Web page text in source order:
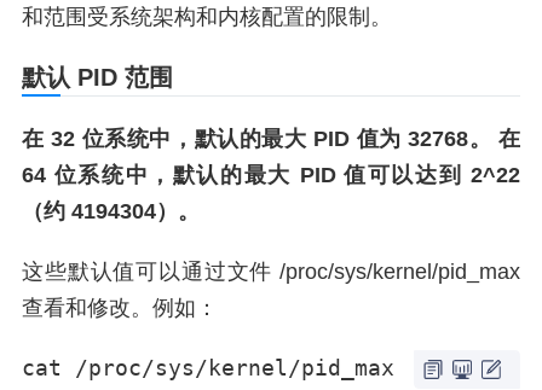
和范围受系统架构和内核配置的限制。
默认 PID 范围
在 32 位系统中，默认的最大 PID 值为 32768。 在
64 位系统中，默认的最大 PID 值可以达到 2^22
（约 4194304）。
这些默认值可以通过文件 /proc/sys/kernel/pid_max
查看和修改。例如：
cat /proc/sys/kernel/pid_max